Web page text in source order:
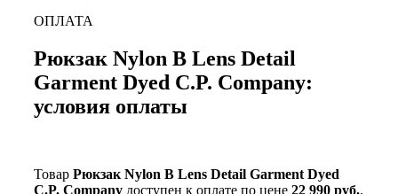
ОПЛАТА
Рюкзак Nylon B Lens Detail
Garment Dyed C.P. Company:
условия оплаты
Товар Рюкзак Nylon B Lens Detail Garment Dyed
C.P. Company доступен к оплате по цене 22 990 руб..